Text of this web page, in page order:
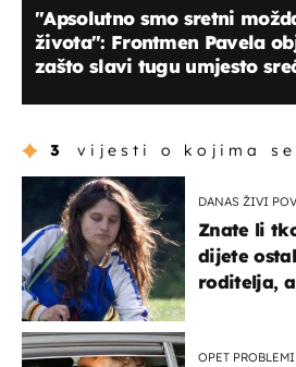
"Apsolutno smo sretni
života": Frontmen Pavela
zašto slavi tugu umjesto
3 vijesti o kojima
DANAS ŽIVI
Znate li
dijete
roditelja,
OPET PROBLEMI